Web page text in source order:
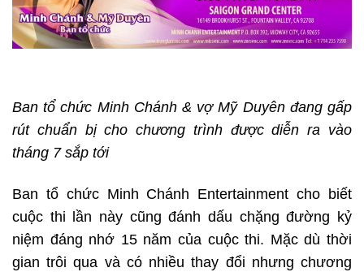
Ban tổ chức Minh Chánh & vợ Mỹ Duyên đang gấp
rút chuẩn bị cho chương trình được diễn ra vào
tháng 7 sắp tới
Ban tổ chức Minh Chánh Entertainment cho biết
cuộc thi lần này cũng đánh dấu chặng đường kỷ
niệm đáng nhớ 15 năm của cuộc thi. Mặc dù thời
gian trôi qua và có nhiều thay đổi nhưng chương